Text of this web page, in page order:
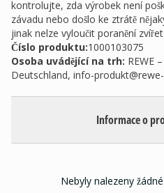
kontrolujte, zda výrobek není
závadu nebo došlo ke ztrátě
jinak nelze vyloučit poranění
Číslo produktu:1000103075
Osoba uvádějící na trh: REWE
Deutschland, info-
Informace o
Nebyly nalezeny